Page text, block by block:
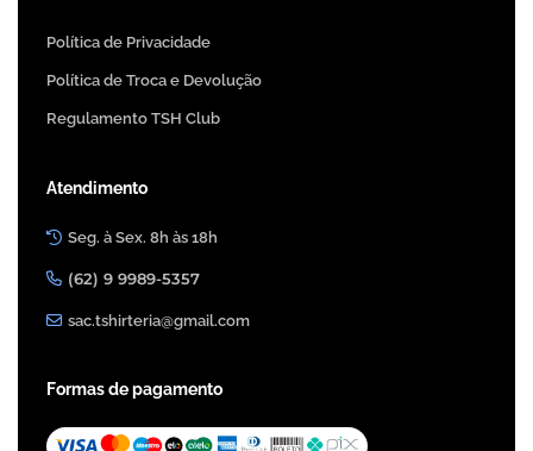
Política de Privacidade
Política de Troca e Devolução
Regulamento TSH Club
Atendimento
Seg. à Sex. 8h às 18h
(62) 9 9989-5357
sac.tshirteria@gmail.com
Formas de pagamento